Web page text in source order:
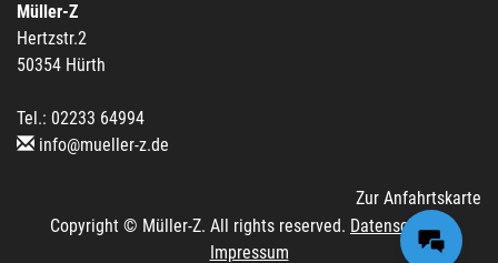
Müller-Z
Hertzstr.2
50354 Hürth
Tel.: 02233 64994
info@mueller-z.de
Zur Anfahrtskarte
Copyright © Müller-Z. All rights reserved. Datenschutz|
Impressum